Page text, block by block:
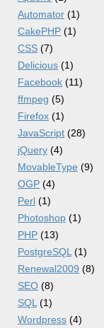
Automator (1)
CakePHP (1)
CSS (7)
Delicious (1)
Facebook (11)
ffmpeg (5)
Firefox (1)
JavaScript (28)
jQuery (4)
MovableType (9)
OGP (4)
Perl (1)
Photoshop (1)
PHP (13)
PostgreSQL (1)
Renewal2009 (8)
SEO (8)
SQL (1)
Wordpress (4)